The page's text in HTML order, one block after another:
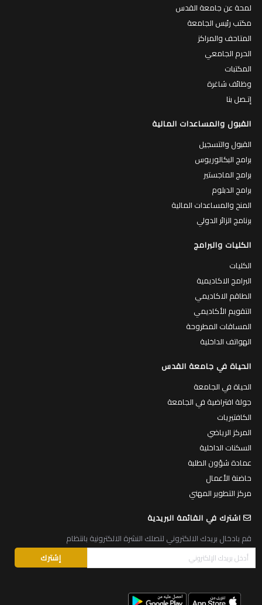
لمحة عن جامعة القدس
مكتب رئيس الجامعة
المتاحف والمراكز
الحرم الجامعي
المكتبات
وظائف شاغرة
إتـصل بنا
القبول والمساعدات المالية
القبول والتسجيل
برامج البكالوريوس
برامج الماجستير
برامج الدبلوم
المنح والمساعدات المالية
برنامج الزائر الدولي
الكليات والبرامج
الكليات
البرامج الاكاديمية
الطاقم الاكاديمي
التقويم الأكاديمي
المساقات المطروحة
الهواتف الداخلية
الحياة في جامعة القدس
الحياة في الجامعة
جولة افتراضية في الجامعة
الكافتيريات
المركز الرياضي
السكنات الداخلية
عمادة شؤون الطلبة
حاضنة الأعمال
مركز التطوير المهني
اشترك في القائمة البريدية
قم بادخال بريدك الالكتروني لتصلك النشرة الالكترونية بانتظام